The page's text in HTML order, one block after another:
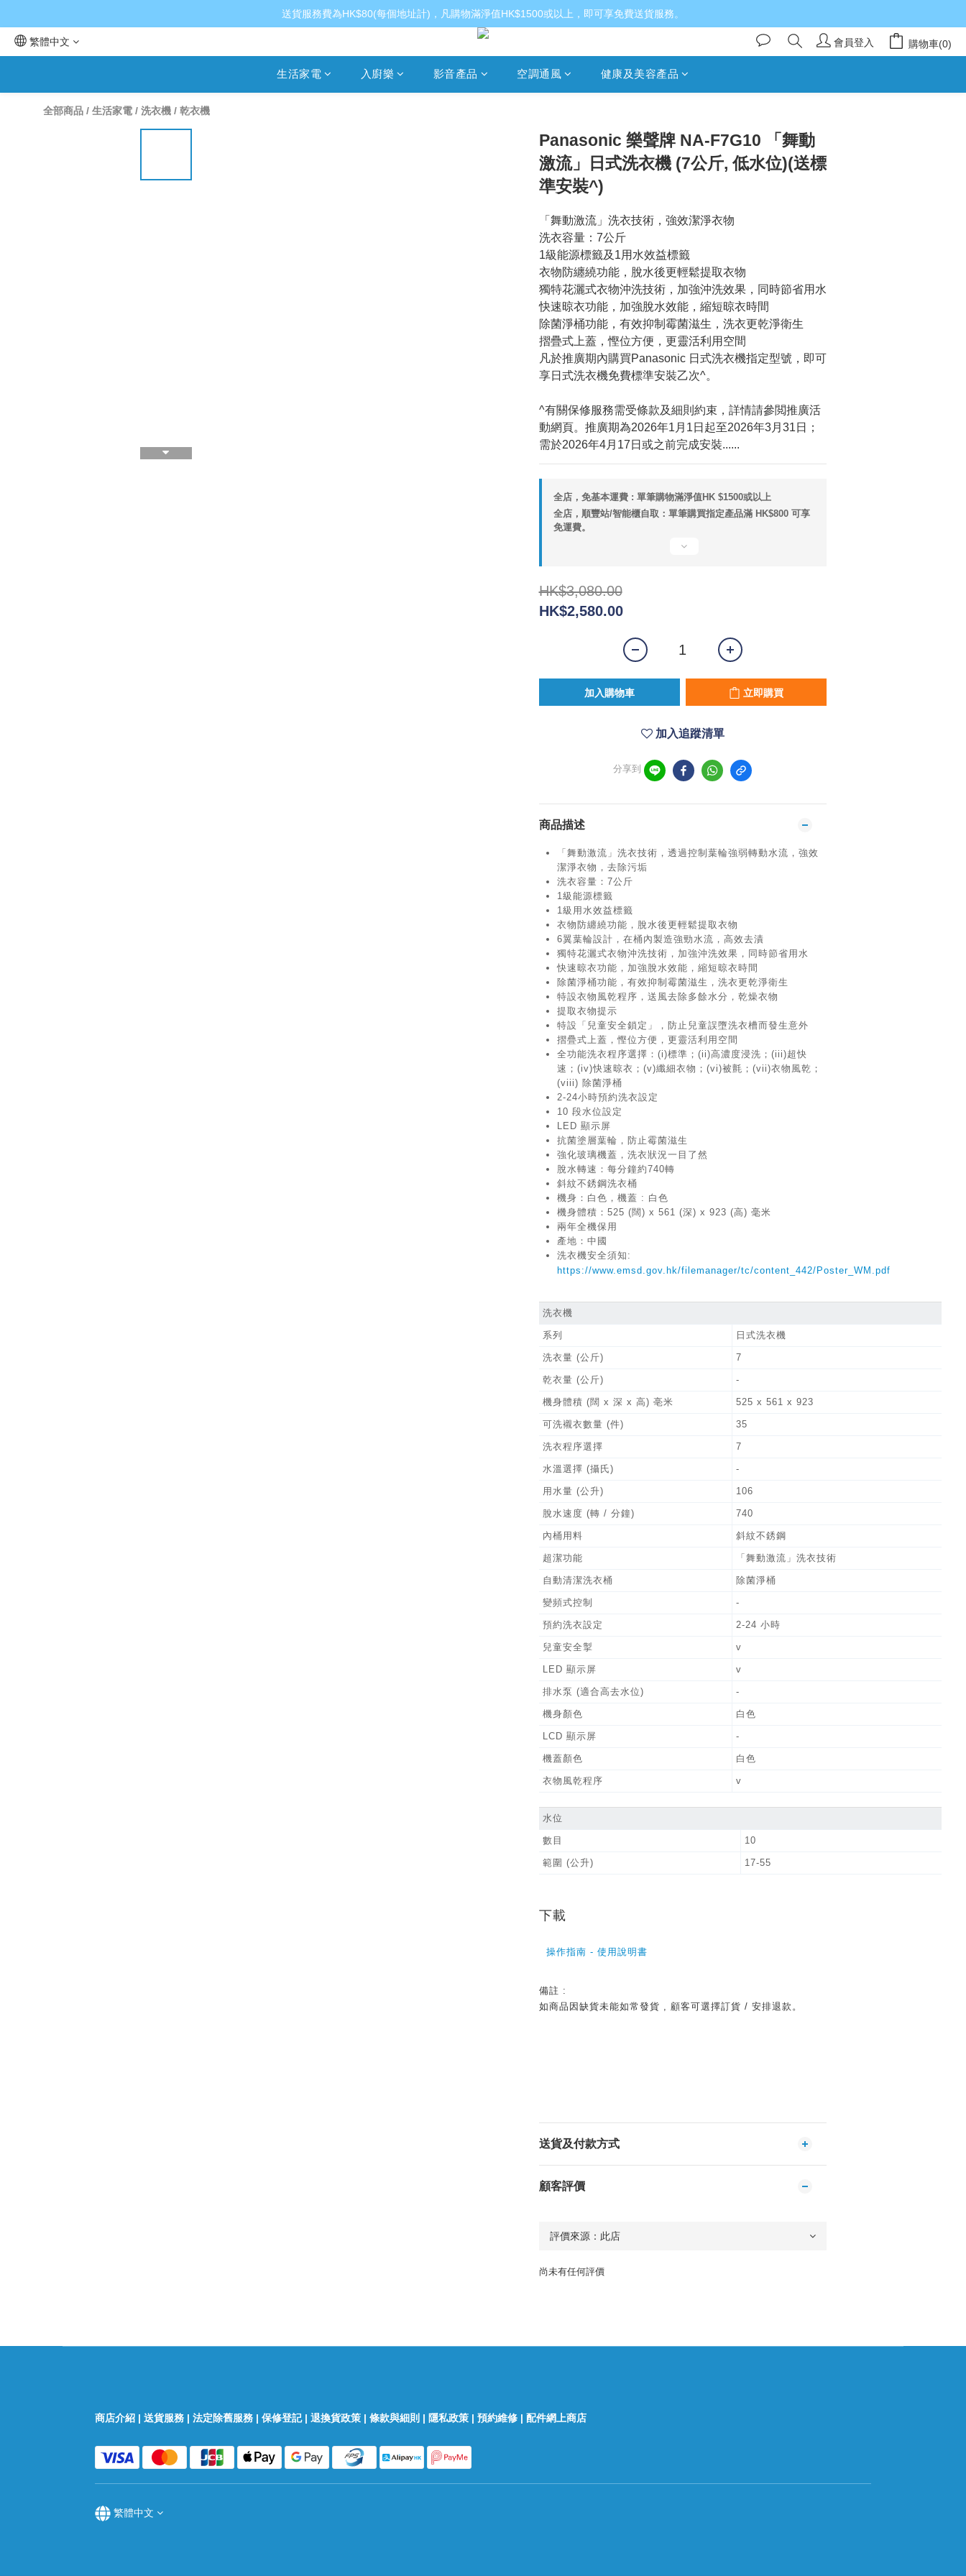
送貨服務費為HK$80(每個地址計)，凡購物滿淨值HK$1500或以上，即可享免費送貨服務。
繁體中文 會員登入 購物車(0)
生活家電 入廚樂 影音產品 空調通風 健康及美容產品
全部商品 / 生活家電 / 洗衣機 / 乾衣機
Panasonic 樂聲牌 NA-F7G10 「舞動
激流」日式洗衣機 (7公斤, 低水位)(送標
準安裝^)
「舞動激流」洗衣技術，強效潔淨衣物
洗衣容量：7公斤
1級能源標籤及1用水效益標籤
衣物防纏繞功能，脫水後更輕鬆提取衣物
獨特花灑式衣物沖洗技術，加強沖洗效果，同時節省用水
快速晾衣功能，加強脫水效能，縮短晾衣時間
除菌淨桶功能，有效抑制霉菌滋生，洗衣更乾淨衛生
摺疊式上蓋，慳位方便，更靈活利用空間
凡於推廣期內購買Panasonic 日式洗衣機指定型號，即可
享日式洗衣機免費標準安裝乙次^。
^有關保修服務需受條款及細則約束，詳情請參閲推廣活
動網頁。推廣期為2026年1月1日起至2026年3月31日；
需於2026年4月17日或之前完成安裝......
全店，免基本運費 : 單筆購物滿淨值HK $1500或以上
全店，順豐站/智能櫃自取：單筆購買指定產品滿 HK$800 可享
免運費。
HK$3,080.00
HK$2,580.00
加入購物車 立即購買
加入追蹤清單
分享到
商品描述
「舞動激流」洗衣技術，透過控制葉輪強弱轉動水流，強效
潔淨衣物，去除污垢
洗衣容量：7公斤
1級能源標籤
1級用水效益標籤
衣物防纏繞功能，脫水後更輕鬆提取衣物
6翼葉輪設計，在桶內製造強勁水流，高效去漬
獨特花灑式衣物沖洗技術，加強沖洗效果，同時節省用水
快速晾衣功能，加強脫水效能，縮短晾衣時間
除菌淨桶功能，有效抑制霉菌滋生，洗衣更乾淨衛生
特設衣物風乾程序，送風去除多餘水分，乾燥衣物
提取衣物提示
特設「兒童安全鎖定」，防止兒童誤墮洗衣槽而發生意外
摺疊式上蓋，慳位方便，更靈活利用空間
全功能洗衣程序選擇：(i)標準；(ii)高濃度浸洗；(iii)超快
速；(iv)快速晾衣；(v)纖細衣物；(vi)被氈；(vii)衣物風乾；
(viii) 除菌淨桶
2-24小時預約洗衣設定
10 段水位設定
LED 顯示屏
抗菌塗層葉輪，防止霉菌滋生
強化玻璃機蓋，洗衣狀況一目了然
脫水轉速：每分鐘約740轉
斜紋不銹鋼洗衣桶
機身：白色，機蓋 : 白色
機身體積：525 (闊) x 561 (深) x 923 (高) 毫米
兩年全機保用
產地：中國
洗衣機安全須知:
https://www.emsd.gov.hk/filemanager/tc/content_442/Poster_WM.pdf
洗衣機
系列 日式洗衣機
洗衣量 (公斤) 7
乾衣量 (公斤) -
機身體積 (闊 x 深 x 高) 亳米 525 x 561 x 923
可洗襯衣數量 (件) 35
洗衣程序選擇 7
水溫選擇 (攝氏) -
用水量 (公升) 106
脫水速度 (轉 / 分鐘) 740
內桶用料 斜紋不銹鋼
超潔功能 「舞動激流」洗衣技術
自動清潔洗衣桶 除菌淨桶
變頻式控制 -
預約洗衣設定 2-24 小時
兒童安全掣 v
LED 顯示屏 v
排水泵 (適合高去水位) -
機身顏色 白色
LCD 顯示屏 -
機蓋顏色 白色
衣物風乾程序 v
水位
數目 10
範圍 (公升) 17-55
下載
操作指南 - 使用說明書
備註 :
如商品因缺貨未能如常發貨 , 顧客可選擇訂貨 / 安排退款。
送貨及付款方式
顧客評價
尚未有任何評價
商店介紹 | 送貨服務 | 法定除舊服務 | 保修登記| 退換貨政策 | 條款與細則 | 隱私政策 | 預約維修 | 配件網上商店
繁體中文